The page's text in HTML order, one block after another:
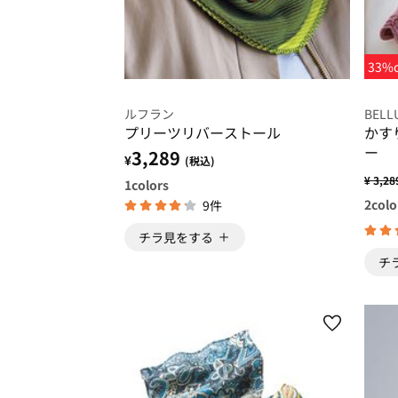
ルフラン
プリーツリバーストール
¥3,289 (税込)
1colors
9件
チラ見をする
か
ー
¥
2
チ